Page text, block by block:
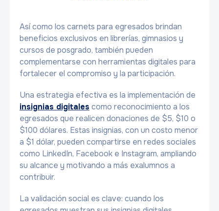
Así como los carnets para egresados brindan
beneficios exclusivos en librerías, gimnasios y
cursos de posgrado, también pueden
complementarse con herramientas digitales para
fortalecer el compromiso y la participación.
Una estrategia efectiva es la implementación de
insignias digitales como reconocimiento a los
egresados que realicen donaciones de $5, $10 o
$100 dólares. Estas insignias, con un costo menor
a $1 dólar, pueden compartirse en redes sociales
como LinkedIn, Facebook e Instagram, ampliando
su alcance y motivando a más exalumnos a
contribuir.
La validación social es clave: cuando los